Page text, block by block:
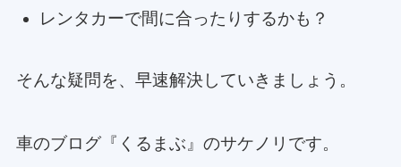
レンタカーで間に合ったりするかも？
そんな疑問を、早速解決していきましょう。
車のブログ『くるまぶ』のサケノリです。